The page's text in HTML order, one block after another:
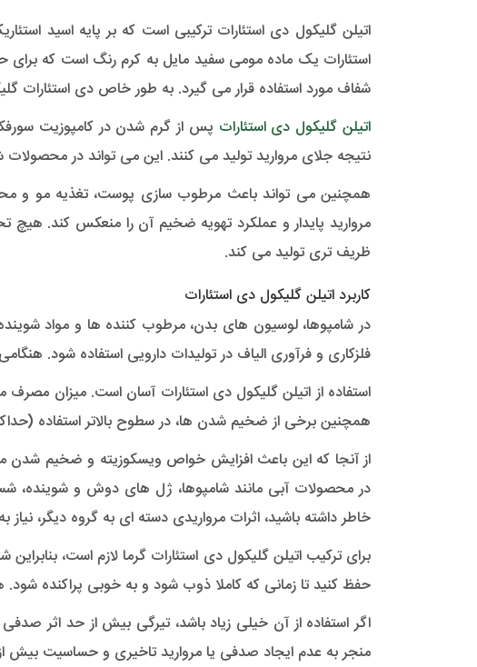
استئارات یک ماده مومی سفید مایل به کرم رنگ است که
شفاف مورد استفاده قرار می گیرد. به طور خاص دی
اتیلن گلیکول دی استئارات پس از گرم شدن در کامپوزیت
نتیجه جلای مروارید تولید می کنند. این می تواند در
همچنین می تواند باعث مرطوب سازی پوست، تغذیه مو و
ظریف تری تولید می کند.
کاربرد اتیلن گلیکول دی استئارات
در شامپوها، لوسیون های بدن، مرطوب کننده ها و مواد
فلزکاری و فرآوری الیاف در تولیدات دارویی استفاده شود.
همچنین برخی از ضخیم شدن ها، در سطوح بالاتر استفاده (حداکثر 10٪) کمک می کند، حتی اگر در سطح بالا استفاده شود، محصول را به سمت قوام خمیر سفت می
از آنجا که این باعث افزایش خواص ویسکوزیته و ضخیم شدن
خاطر داشته باشید، اثرات مرواریدی دسته ای به گروه دیگر،
حفظ کنید تا زمانی که کاملا ذوب شود و به خوبی پراکنده
اگر استفاده از آن خیلی زیاد باشد، تیرگی بیش از حد اثر
منجر به عدم ایجاد صدفی یا مروارید تاخیری و حساسیت بیش